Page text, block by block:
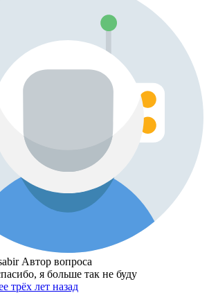
Автор вопроса
я больше так не буду
трёх лет назад